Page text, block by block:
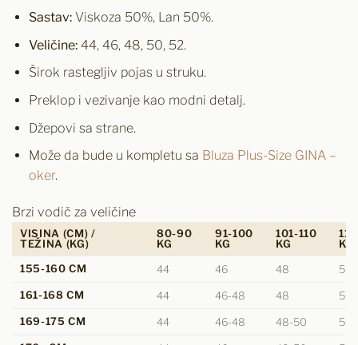
Sastav:Viskoza 50%, Lan 50%.
Veličine:44, 46, 48, 50, 52.
Širok rastegljiv pojas u struku.
Preklop i vezivanje kao modni detalj.
Džepovi sa strane.
Može da bude u kompletu sa Bluza Plus-Size GINA –
oker.
Brzi vodič za veličine
VISINA (CM) /
TEŽINA (KG)
80-90
KG
91-100
KG
101-110
KG
KG
155-160 CM
44 46 48
50
161-168 CM
44 46-48 48
50
169-175 CM
44 46-48 48-50
50